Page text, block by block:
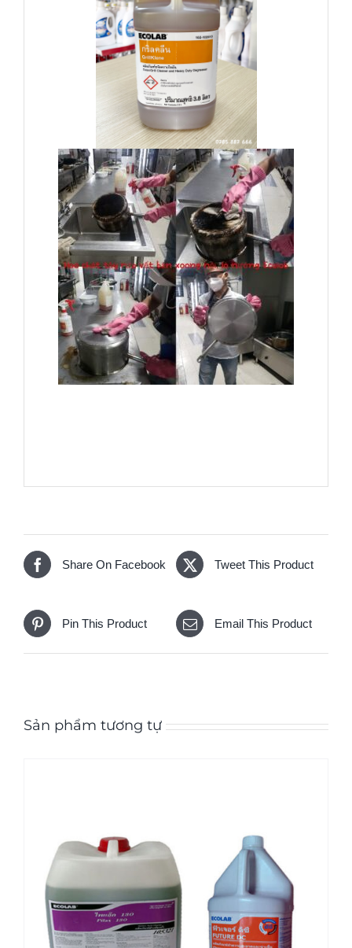
Share On Facebook Tweet This Product
Pin This Product Email This Product
Sản phẩm tương tự